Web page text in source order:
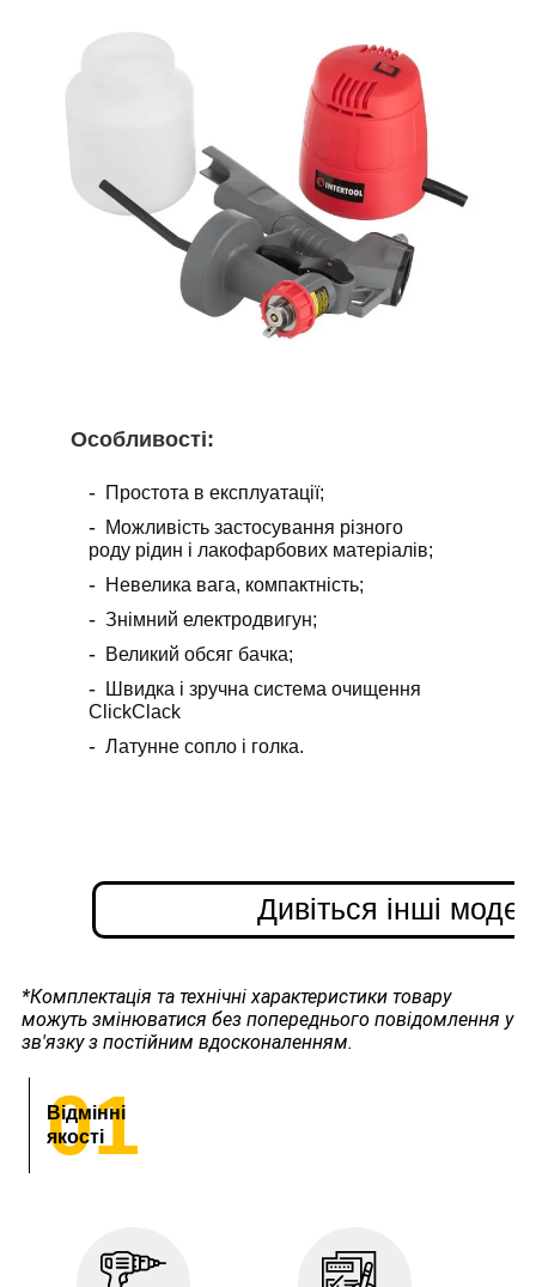
Особливості:
Простота в експлуатації;
Можливість застосування різного
роду рідин і лакофарбових матеріалів;
Невелика вага, компактність;
Знімний електродвигун;
Великий обсяг бачка;
Швидка і зручна система очищення
ClickClack
Латунне сопло і голка.
Дивіться інші
*Комплектація та технічні характеристики товару
можуть змінюватися без попереднього повідомлення у
зв'язку з постійним вдосконаленням.
01
Відмінні
якості